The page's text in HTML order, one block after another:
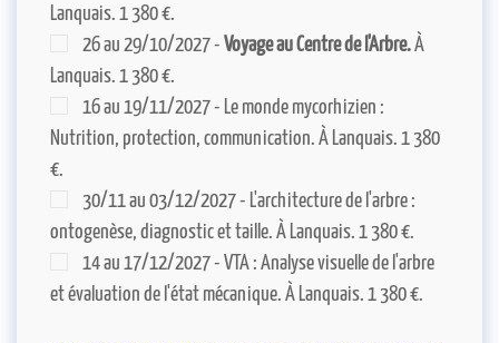
Lanquais. 1 380 €.
26 au 29/10/2027 - Voyage au Centre de l'Arbre.À
Lanquais. 1 380 €.
16 au 19/11/2027 - Le monde mycorhizien :
Nutrition, protection, communication. À Lanquais. 1 380
€.
30/11 au 03/12/2027 - L'architecture de l'arbre :
ontogenèse, diagnostic et taille. À Lanquais. 1 380 €.
14 au 17/12/2027 - VTA : Analyse visuelle de l'arbre
et évaluation de l'état mécanique. À Lanquais. 1 380 €.